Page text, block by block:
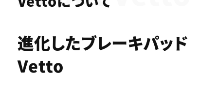
進化したブレーキパッド
Vetto